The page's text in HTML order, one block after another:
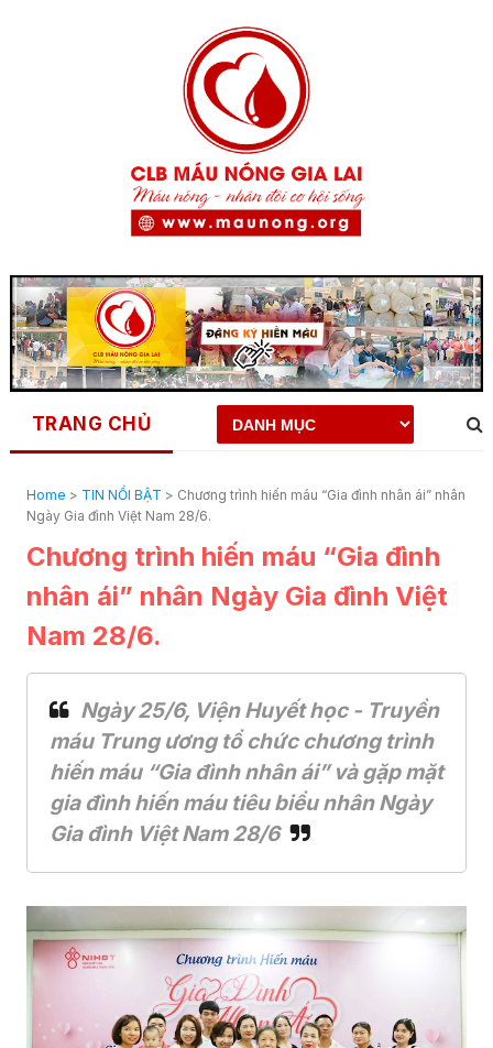
TRANG CHỦ
Home > TIN NỔI BẬT > Chương trình hiến máu “Gia đình nhân ái” nhân
Ngày Gia đình Việt Nam 28/6.
Chương trình hiến máu “Gia đình
nhân ái” nhân Ngày Gia đình Việt
Nam 28/6.
Ngày 25/6, Viện Huyết học - Truyền
máu Trung ương tổ chức chương trình
hiến máu “Gia đình nhân ái” và gặp mặt
gia đình hiến máu tiêu biểu nhân Ngày
Gia đình Việt Nam 28/6